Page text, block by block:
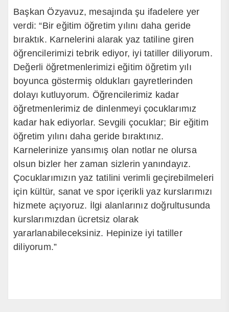
Başkan Özyavuz, mesajında şu ifadelere yer
verdi: “Bir eğitim öğretim yılını daha geride
bıraktık. Karnelerini alarak yaz tatiline giren
öğrencilerimizi tebrik ediyor, iyi tatiller diliyorum.
Değerli öğretmenlerimizi eğitim öğretim yılı
boyunca göstermiş oldukları gayretlerinden
dolayı kutluyorum. Öğrencilerimiz kadar
öğretmenlerimiz de dinlenmeyi çocuklarımız
kadar hak ediyorlar. Sevgili çocuklar; Bir eğitim
öğretim yılını daha geride bıraktınız.
Karnelerinize yansımış olan notlar ne olursa
olsun bizler her zaman sizlerin yanındayız.
Çocuklarımızın yaz tatilini verimli geçirebilmeleri
için kültür, sanat ve spor içerikli yaz kurslarımızı
hizmete açıyoruz. İlgi alanlarınız doğrultusunda
kurslarımızdan ücretsiz olarak
yararlanabileceksiniz. Hepinize iyi tatiller
diliyorum.”